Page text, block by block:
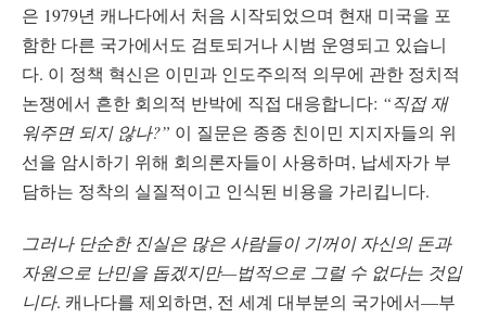
은 1979년 캐나다에서 처음 시작되었으며 현재 미국을 포
함한 다른 국가에서도 검토되거나 시범 운영되고 있습니
다. 이 정책 혁신은 이민과 인도주의적 의무에 관한 정치적
논쟁에서 흔한 회의적 반박에 직접 대응합니다: “직접 재
워주면 되지 않나?” 이 질문은 종종 친이민 지지자들의 위
선을 암시하기 위해 회의론자들이 사용하며, 납세자가 부
담하는 정착의 실질적이고 인식된 비용을 가리킵니다.
그러나 단순한 진실은 많은 사람들이 기꺼이 자신의 돈과
자원으로 난민을 돕겠지만—법적으로 그럴 수 없다는 것입
니다. 캐나다를 제외하면, 전 세계 대부분의 국가에서—부